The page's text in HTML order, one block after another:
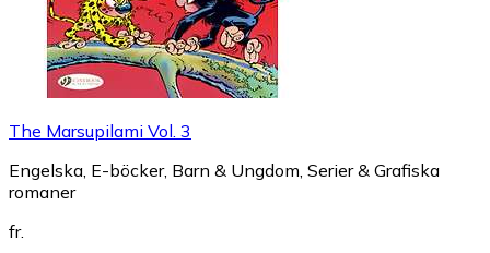
The Marsupilami Vol. 3
Engelska, E-böcker, Barn & Ungdom, Serier & Grafiska
romaner
fr.